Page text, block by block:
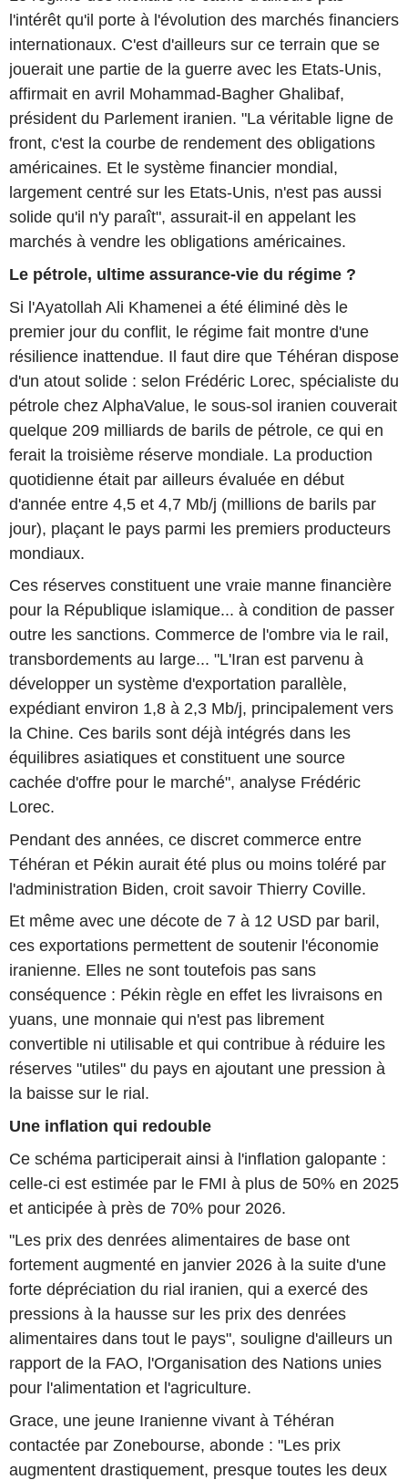
l'intérêt qu'il porte à l'évolution des marchés financiers
internationaux. C'est d'ailleurs sur ce terrain que se
jouerait une partie de la guerre avec les Etats-Unis,
affirmait en avril Mohammad-Bagher Ghalibaf,
président du Parlement iranien. "La véritable ligne de
front, c'est la courbe de rendement des obligations
américaines. Et le système financier mondial,
largement centré sur les Etats-Unis, n'est pas aussi
solide qu'il n'y paraît", assurait-il en appelant les
marchés à vendre les obligations américaines.
Le pétrole, ultime assurance-vie du régime ?
Si l'Ayatollah Ali Khamenei a été éliminé dès le
premier jour du conflit, le régime fait montre d'une
résilience inattendue. Il faut dire que Téhéran dispose
d'un atout solide : selon Frédéric Lorec, spécialiste du
pétrole chez AlphaValue, le sous-sol iranien couverait
quelque 209 milliards de barils de pétrole, ce qui en
ferait la troisième réserve mondiale. La production
quotidienne était par ailleurs évaluée en début
d'année entre 4,5 et 4,7 Mb/j (millions de barils par
jour), plaçant le pays parmi les premiers producteurs
mondiaux.
Ces réserves constituent une vraie manne financière
pour la République islamique... à condition de passer
outre les sanctions. Commerce de l'ombre via le rail,
transbordements au large... "L'Iran est parvenu à
développer un système d'exportation parallèle,
expédiant environ 1,8 à 2,3 Mb/j, principalement vers
la Chine. Ces barils sont déjà intégrés dans les
équilibres asiatiques et constituent une source
cachée d'offre pour le marché", analyse Frédéric
Lorec.
Pendant des années, ce discret commerce entre
Téhéran et Pékin aurait été plus ou moins toléré par
l'administration Biden, croit savoir Thierry Coville.
Et même avec une décote de 7 à 12 USD par baril,
ces exportations permettent de soutenir l'économie
iranienne. Elles ne sont toutefois pas sans
conséquence : Pékin règle en effet les livraisons en
yuans, une monnaie qui n'est pas librement
convertible ni utilisable et qui contribue à réduire les
réserves "utiles" du pays en ajoutant une pression à
la baisse sur le rial.
Une inflation qui redouble
Ce schéma participerait ainsi à l'inflation galopante :
celle-ci est estimée par le FMI à plus de 50% en 2025
et anticipée à près de 70% pour 2026.
"Les prix des denrées alimentaires de base ont
fortement augmenté en janvier 2026 à la suite d'une
forte dépréciation du rial iranien, qui a exercé des
pressions à la hausse sur les prix des denrées
alimentaires dans tout le pays", souligne d'ailleurs un
rapport de la FAO, l'Organisation des Nations unies
pour l'alimentation et l'agriculture.
Grace, une jeune Iranienne vivant à Téhéran
contactée par Zonebourse, abonde : "Les prix
augmentent drastiquement, presque toutes les deux